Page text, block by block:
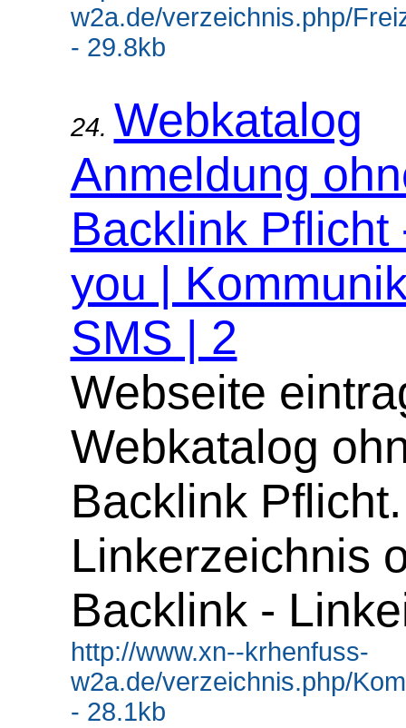
w2a.de/verzeichnis.php/
- 29.8kb
24. Webkatalog
Anmeldung
Backlink Pflicht
you |
SMS | 2
Webseite
Webkatalog
Backlink Pflicht.
Linkerzeichnis
Backlink -
http://www.xn--krhenfuss-
w2a.de/verzeichnis.php/
- 28.1kb